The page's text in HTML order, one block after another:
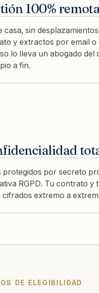
100%
casa, sin
y extractos por email o
lo lleva un abogado del
a fin.
protegidos por secreto
RGPD. Tu contrato y
cifrados extremo a
DE ELEGIBILIDAD